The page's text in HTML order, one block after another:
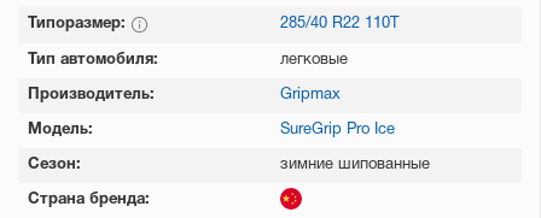
Типоразмер: 285/40 R22 110T
Тип автомобиля: легковые
Производитель: Gripmax
Модель: SureGrip Pro Ice
Сезон: зимние шипованные
Страна бренда: